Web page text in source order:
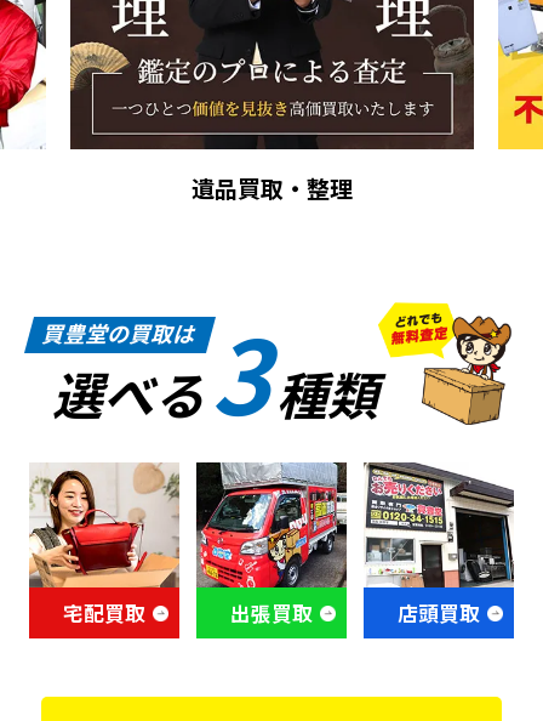
まるごと買取
買豊堂の買取は
選べる3種類
宅配買取 出張買取 店頭買取